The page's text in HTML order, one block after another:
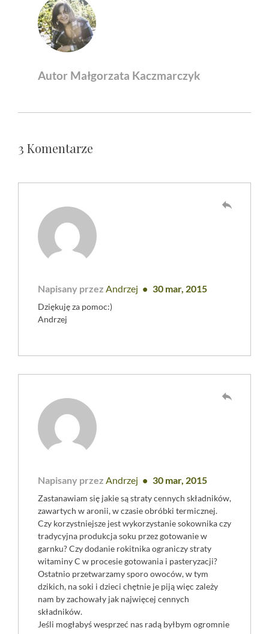
Autor Małgorzata Kaczmarczyk
3 Komentarze
Napisany przez Andrzej 30 mar, 2015
Dziękuję za pomoc:)
Andrzej
reply
Napisany przez Andrzej 30 mar, 2015
Zastanawiam się jakie są straty cennych składników,
zawartych w aronii, w czasie obróbki termicznej.
Czy korzystniejsze jest wykorzystanie sokownika czy
tradycyjna produkcja soku przez gotowanie w
garnku? Czy dodanie rokitnika ograniczy straty
witaminy C w procesie gotowania i pasteryzacji?
Ostatnio przetwarzamy sporo owoców, w tym
dzikich, na soki i dzieci chętnie je piją więc zależy
nam by zachowały jak najwięcej cennych
składników.
Jeśli mogłabyś wesprzeć nas radą byłbym ogromnie
reply